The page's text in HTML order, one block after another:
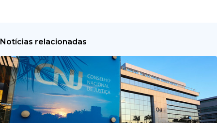
Notícias relacionadas